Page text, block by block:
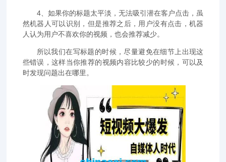
4、如果你的标题太平淡，无法吸引潜在客户点击，虽
然机器人可以识别，但是推荐之后，用户没有点击，机器
人认为用户不喜欢你的视频，也会推荐减少。
所以我们在写标题的时候，尽量避免在细节上出现这
些错误，这样当你推荐的视频内容比较少的时候，可以及
时发现问题出在哪里。